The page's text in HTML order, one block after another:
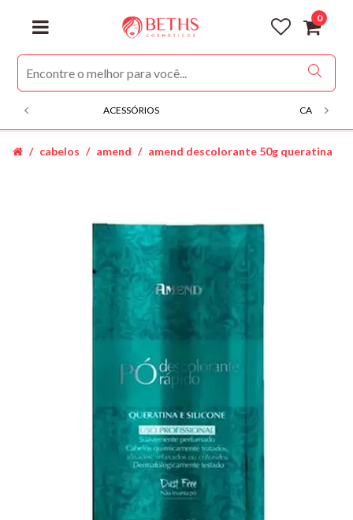
0
ACESSÓRIOS CABELOS
cabelos amend amend descolorante 50g queratina